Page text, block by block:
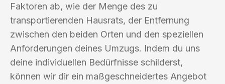
Faktoren ab, wie der Menge des zu
transportierenden Hausrats, der Entfernung
zwischen den beiden Orten und den speziellen
Anforderungen deines Umzugs. Indem du uns
deine individuellen Bedürfnisse schilderst,
können wir dir ein maßgeschneidertes Angebot